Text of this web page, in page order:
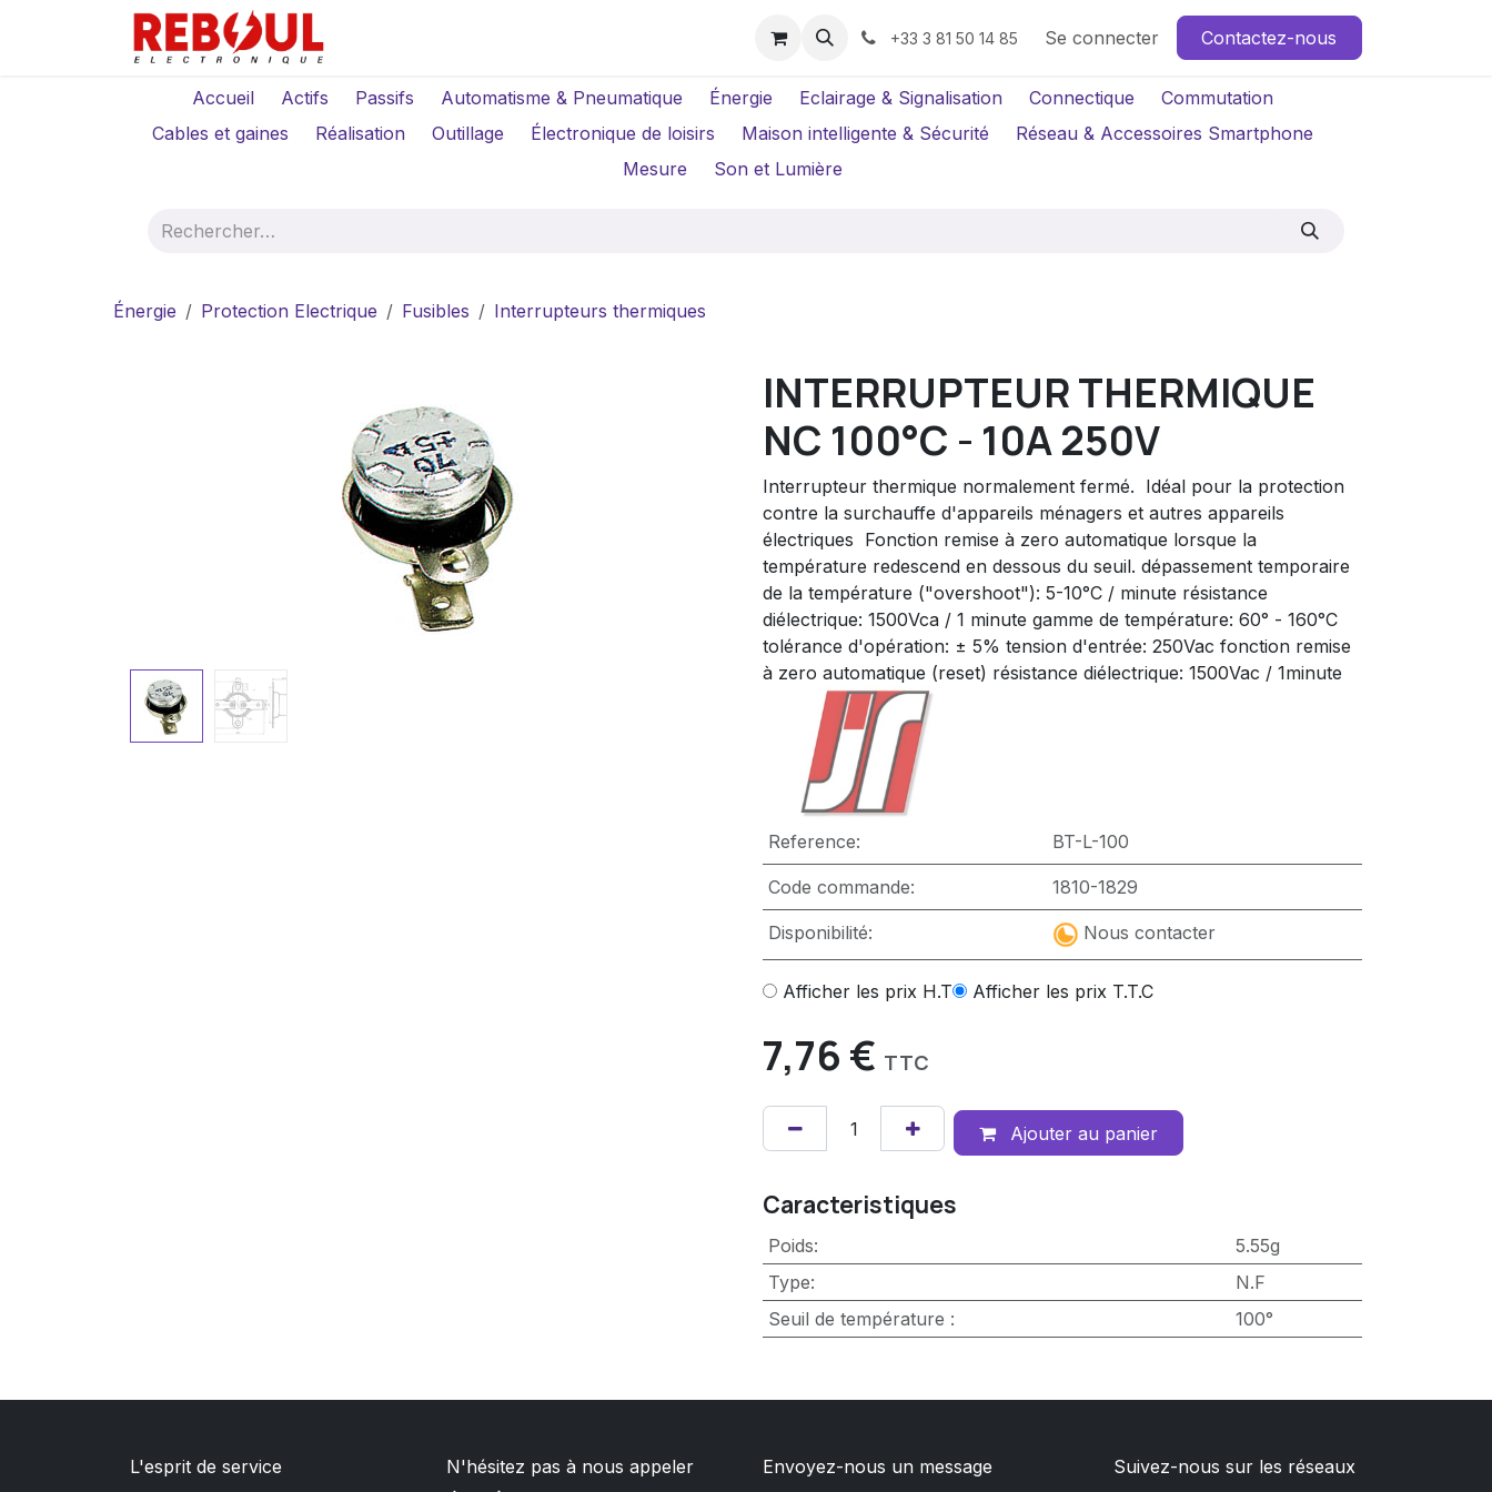
Se rendre au contenu
Location Caméras +33 3 81 50 14 85 Se connecter Contactez-nous
Accueil Actifs Passifs Automatisme & Pneumatique Énergie Eclairage & Signalisation Connectique
Commutation
Cables et gaines
Réalisation Outillage Électronique de loisirs Maison intelligente & Sécurité
Réseau & Accessoires Smartphone
Mesure
Son et Lumière
Énergie Protection Electrique Fusibles Interrupteurs thermiques
INTERRUPTEUR THERMIQUE
NC 100°C - 10A 250V
Interrupteur thermique normalement fermé.  Idéal pour la protection
contre la surchauffe d'appareils ménagers et autres appareils
électriques  Fonction remise à zero automatique lorsque la
température redescend en dessous du seuil. dépassement temporaire
de la température ("overshoot"): 5-10°C / minute résistance
diélectrique: 1500Vca / 1 minute gamme de température: 60° - 160°C
tolérance d'opération: ± 5% tension d'entrée: 250Vac fonction remise
à zero automatique (reset) résistance diélectrique: 1500Vac / 1minute
Reference: BT-L-100
Code commande: 1810-1829
Disponibilité: Nous contacter
Afficher les prix H.T Afficher les prix T.T.C
7,76 € TTC
Ajouter au panier
Caracteristiques
Poids:
5.55g
Type:
N.F
Seuil de température : 100°
L'esprit de service N'hésitez pas à nous appeler
Envoyez-nous un message
Suivez-nous sur les réseaux